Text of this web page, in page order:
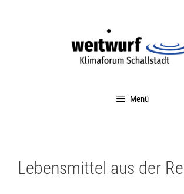
Menü
Lebensmittel aus der